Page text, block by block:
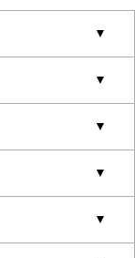
▼
▼
▼
▼
▼